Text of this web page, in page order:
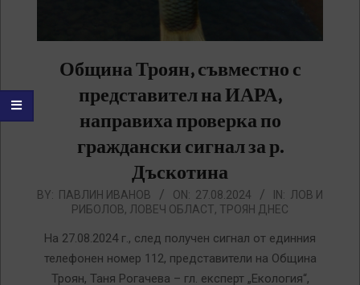
Община Троян, съвместно с
представител на ИАРА,
направиха проверка по
граждански сигнал за р.
Дъскотина
2024-
27
BY: ПАВЛИН ИВАНОВ ON: 27.08.2024 IN: ЛОВ И
РИБОЛОВ, ЛОВЕЧ ОБЛАСТ, ТРОЯН ДНЕС
На 27.08.2024 г., след получен сигнал от единния
телефонен номер 112, представители на Община
Троян, Таня Рогачева – гл. експерт „Екология“,